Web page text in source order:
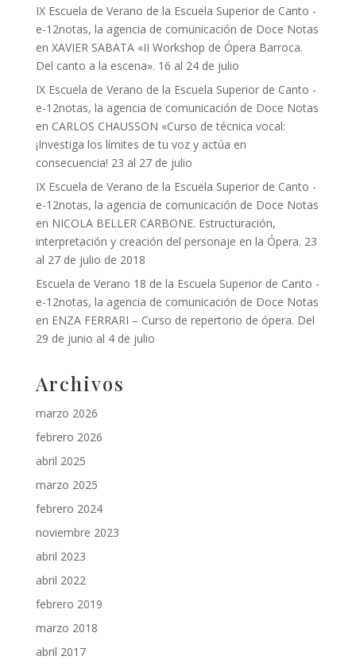
IX Escuela de Verano de la Escuela Superior de Canto -
e-12notas, la agencia de comunicación de Doce Notas
en XAVIER SABATA «II Workshop de Ópera Barroca.
Del canto a la escena». 16 al 24 de julio
IX Escuela de Verano de la Escuela Superior de Canto -
e-12notas, la agencia de comunicación de Doce Notas
en CARLOS CHAUSSON «Curso de técnica vocal:
¡Investiga los límites de tu voz y actúa en
consecuencia! 23 al 27 de julio
IX Escuela de Verano de la Escuela Superior de Canto -
e-12notas, la agencia de comunicación de Doce Notas
en NICOLA BELLER CARBONE. Estructuración,
interpretación y creación del personaje en la Ópera. 23
al 27 de julio de 2018
Escuela de Verano 18 de la Escuela Superior de Canto -
e-12notas, la agencia de comunicación de Doce Notas
en ENZA FERRARI – Curso de repertorio de ópera. Del
29 de junio al 4 de julio
Archivos
marzo 2026
febrero 2026
abril 2025
marzo 2025
febrero 2024
noviembre 2023
abril 2023
abril 2022
febrero 2019
marzo 2018
abril 2017